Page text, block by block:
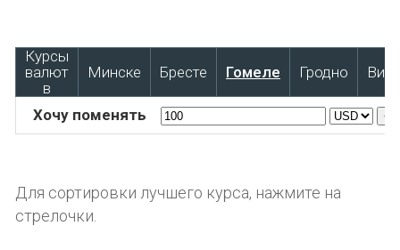
Курсы
валют
в
Минске Бресте Гомеле Гродно
Хочу поменять <-
Для сортировки лучшего курса, нажмите на
стрелочки.